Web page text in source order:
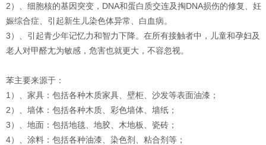
2）、细胞核的基因突变，DNA和蛋白质交连及掏DNA损伤的修复、妊
娠综合症、引起新生儿染色体异常、白血病。
3）、引起青少年记忆力和智力下降。在所有接触者中，儿童和孕妇及
老人对甲醛尢为敏感，危害也就更大，不容忽视。
苯主要来源于：
1）、家具：包括各种木质家具、壁柜、沙发等表面油漆；
2）、墙体：包括各种木质、彩色墙体、墙纸；
3）、地面：包括地毯、地胶、木地板、瓷砖；
4）、涂料：包括各种油漆、染色剂、粘合剂等；